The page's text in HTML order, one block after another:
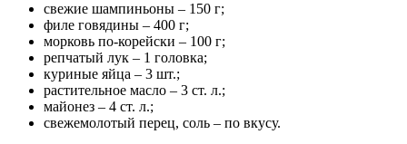
свежие шампиньоны – 150 г;
филе говядины – 400 г;
морковь по-корейски – 100 г;
репчатый лук – 1 головка;
куриные яйца – 3 шт.;
растительное масло – 3 ст. л.;
майонез – 4 ст. л.;
свежемолотый перец, соль – по вкусу.